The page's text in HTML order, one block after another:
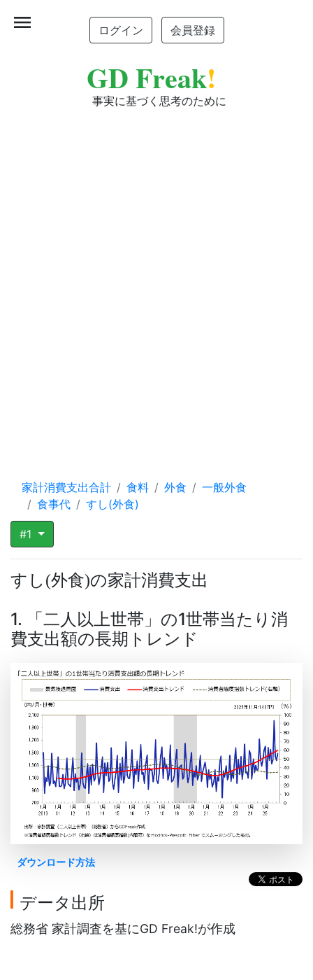
ログイン 会員登録
GD Freak!
事実に基づく思考のために
menu
家計消費支出合計 食料 外食
一般外食
食事代
すし(外食)
#1
すし (外食)の家計消費支出
1. 「二人以上世帯」の1世帯当たり消
費支出額の長期トレンド
ダウンロード方法
データ出所
総務省 家計調査を基にGD Freak!が作成